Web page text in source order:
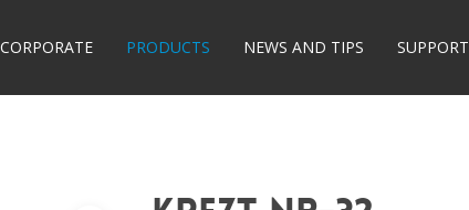
CORPORATE PRODUCTS NEWS AND TIPS SUPPORT